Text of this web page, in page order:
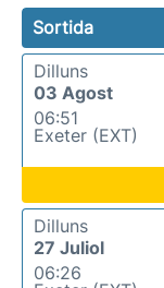
Sortida
Dilluns
03 Agost
06:51
Exeter (EXT)
Dilluns
27 Juliol
06:26